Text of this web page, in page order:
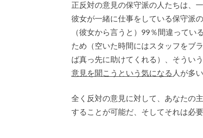
正反対の意見の保守派の人たちは、
彼女が一緒に仕事をしている保守派
（彼女から言うと）99％間違ってい
ため（空いた時間にはスタッフをブ
ば真っ先に助けてくれる）、そうい
意見を聞こうという気になる 人が多
全く反対の意見に対して、あなたの
することが可能だ、そしてそれは必